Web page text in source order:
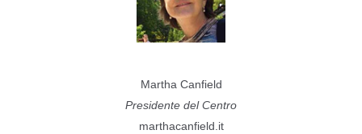
Martha Canfield
Presidente del Centro
marthacanfield.it